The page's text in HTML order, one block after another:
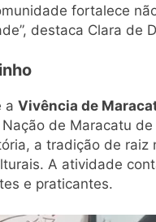
fortalece
destaca Clara de
a Vivência de
de Maracatu
a tradição de raiz
A atividade
e praticantes.